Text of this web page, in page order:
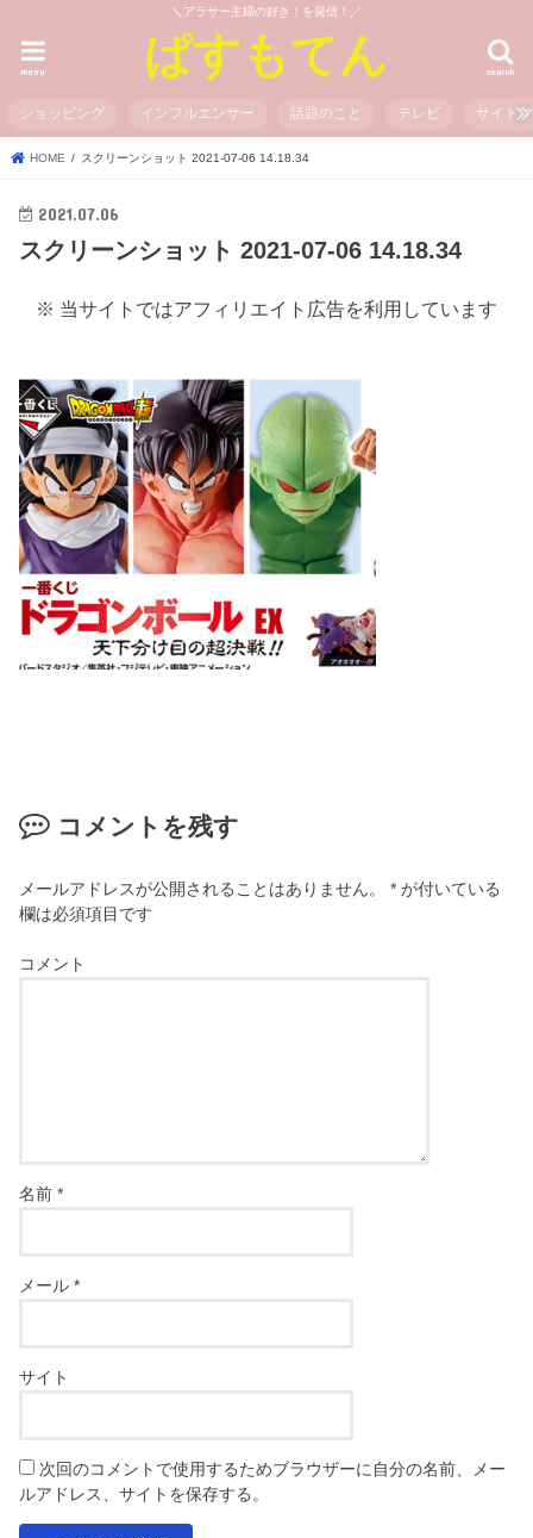
＼アラサー主婦の好き！を発信！／
ぱすもてん search
menu
ショッピング インフルエンサー 話題のこと テレビ サイト
HOME スクリーンショット 2021-07-06 14.18.34
2021.07.06
スクリーンショット 2021-07-06 14.18.34
※ 当サイトではアフィリエイト広告を利用しています
コメントを残す
メールアドレスが公開されることはありません。 * が付いている
欄は必須項目です
コメント
名前*
メール*
サイト
次回のコメントで使用するためブラウザーに自分の名前、メー
ルアドレス、サイトを保存する。